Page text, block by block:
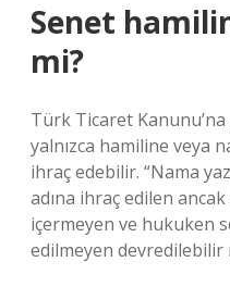
Senet
mi?
Türk Ticaret
yalnızca hamiline veya
ihraç edebilir. “Nama
adına ihraç edilen
içermeyen ve hukuken
edilmeyen devredilebilir